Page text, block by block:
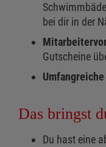
bei dir in der
Gutscheine
Umfangreiche
Das bringst
Du hast eine